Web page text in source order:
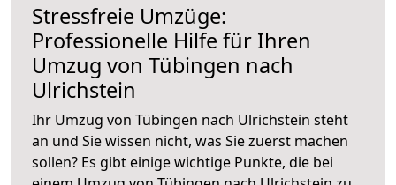
Stressfreie Umzüge:
Professionelle Hilfe für Ihren
Umzug von Tübingen nach
Ulrichstein
Ihr Umzug von Tübingen nach Ulrichstein steht
an und Sie wissen nicht, was Sie zuerst machen
sollen? Es gibt einige wichtige Punkte, die bei